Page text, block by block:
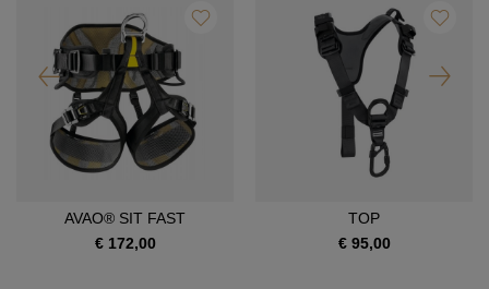
AVAO® SIT FAST
€ 172,00
TOP
€ 95,00